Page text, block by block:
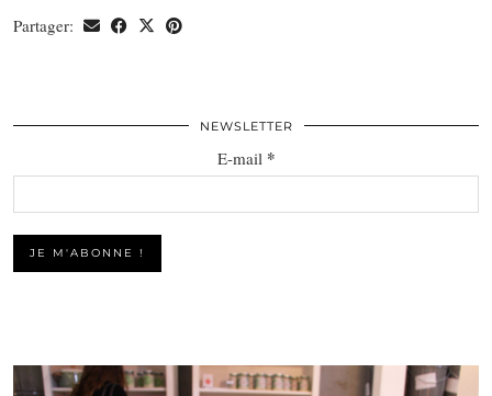
Partager:
NEWSLETTER
E-mail *